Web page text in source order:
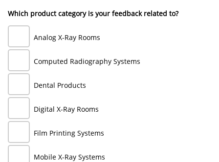
Which product category is your feedback related to?
Analog X-Ray Rooms
Computed Radiography Systems
Dental Products
Digital X-Ray Rooms
Film Printing Systems
Mobile X-Ray Systems